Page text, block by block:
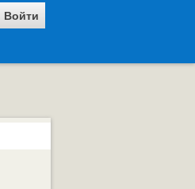
Войти